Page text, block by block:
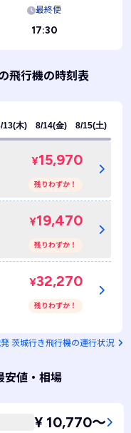
最終便
17:30
飛行機の時刻表
13(木) 8/14(金) 8/15(土)
¥15,970
残りわずか！
¥19,470
残りわずか！
¥32,270
残りわずか！
茨城行き飛行機の運行状況
安値・相場
¥ 10,770〜